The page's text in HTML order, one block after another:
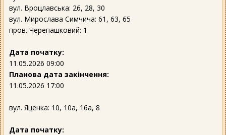
вул. Вроцлавська: 26, 28, 30
вул. Мирослава Симчича: 61, 63, 65
пров. Черепашковий: 1
Дата початку:
11.05.2026 09:00
Планова дата закінчення:
11.05.2026 17:00
вул. Яценка: 10, 10а, 16а, 8
Дата початку: